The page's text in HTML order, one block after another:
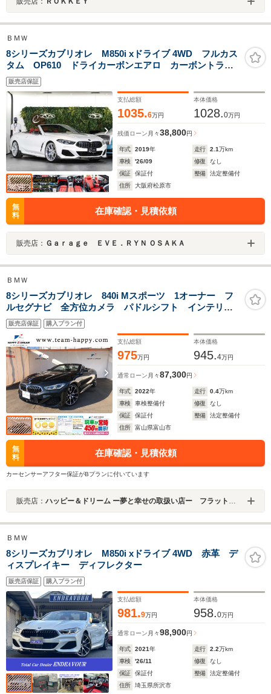
ＢＭＷ
8シリーズカブリオレ M850i xドライブ 4WD フルカス
タム OP610 ドライカーボンエアロ カーボントラン
クスポイラー Individualエクステンドレザーメリノ メ
タリックペイント Bowers&Willkinsダイヤモンドサラ
ウンドサウンド
販売店保証
支払総額
1035.6万円
本体価格
1028.0万円
残価ローン 月々38,800円
年式 2019年 走行 2.1万km
車検
'26/09 修復
なし
保証
保証付 整備
法定整備付
住所
大阪府松原市
無
料
在庫確認・見積依頼
販売店： Ｇａｒａｇｅ ＥＶＥ．ＲＹＮ ＯＳＡＫＡ
ＢＭＷ
8シリーズカブリオレ 840i Mスポーツ 1オーナー フ
ルセグナビ 全方位カメラ パドルシフト インテリジ
ェントセーフティ 歩行者検知 パワーシート オート
ライト シートエアコン AppleCarPlay ETC ACC
LEDライト 電動オープン 黒革 純正AW
販売店保証 購入プラン付
支払総額
975万円
本体価格
945.4万円
通常ローン 月々87,300円
年式 2022年 走行 0.4万km
車検
車検整備付 修復
なし
保証
保証付 整備
法定整備付
住所
富山県富山市
無
料
在庫確認・見積依頼
カーセンサーアフター保証がBプランに付いています
販売店： ハッピー＆ドリーム ー夢と幸せの取扱い店ー フラット７富山
ＢＭＷ
8シリーズカブリオレ M850i xドライブ 4WD 赤革 デ
ィスプレイキー ディフレクター
販売店保証 購入プラン付
支払総額
981.9万円
本体価格
958.0万円
通常ローン 月々98,900円
年式 2021年 走行 2.2万km
車検
'26/11 修復
なし
保証
保証付 整備
法定整備付
住所
埼玉県所沢市